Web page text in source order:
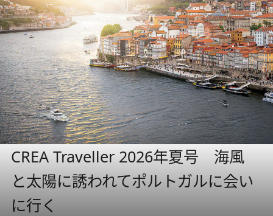
CREA Traveller 2026年夏号 海風
と太陽に誘われてポルトガルに会い
に行く